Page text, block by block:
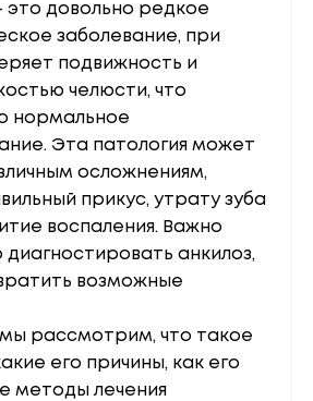
это довольно редкое
заболевание, при
подвижность и
челюсти, что
нормальное
Эта патология может
осложнениям,
прикус, утрату зуба
воспаления. Важно
анкилоз,
возможные
мы рассмотрим, что такое
его причины, как его
методы лечения